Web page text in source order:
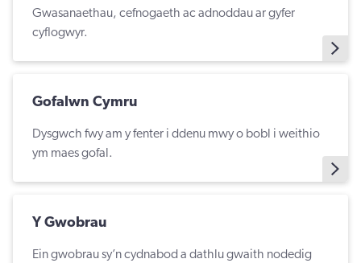
Gwasanaethau, cefnogaeth ac adnoddau ar gyfer
cyflogwyr.
Gofalwn Cymru
Dysgwch fwy am y fenter i ddenu mwy o bobl i weithio
ym maes gofal.
Y Gwobrau
Ein gwobrau sy’n cydnabod a dathlu gwaith nodedig